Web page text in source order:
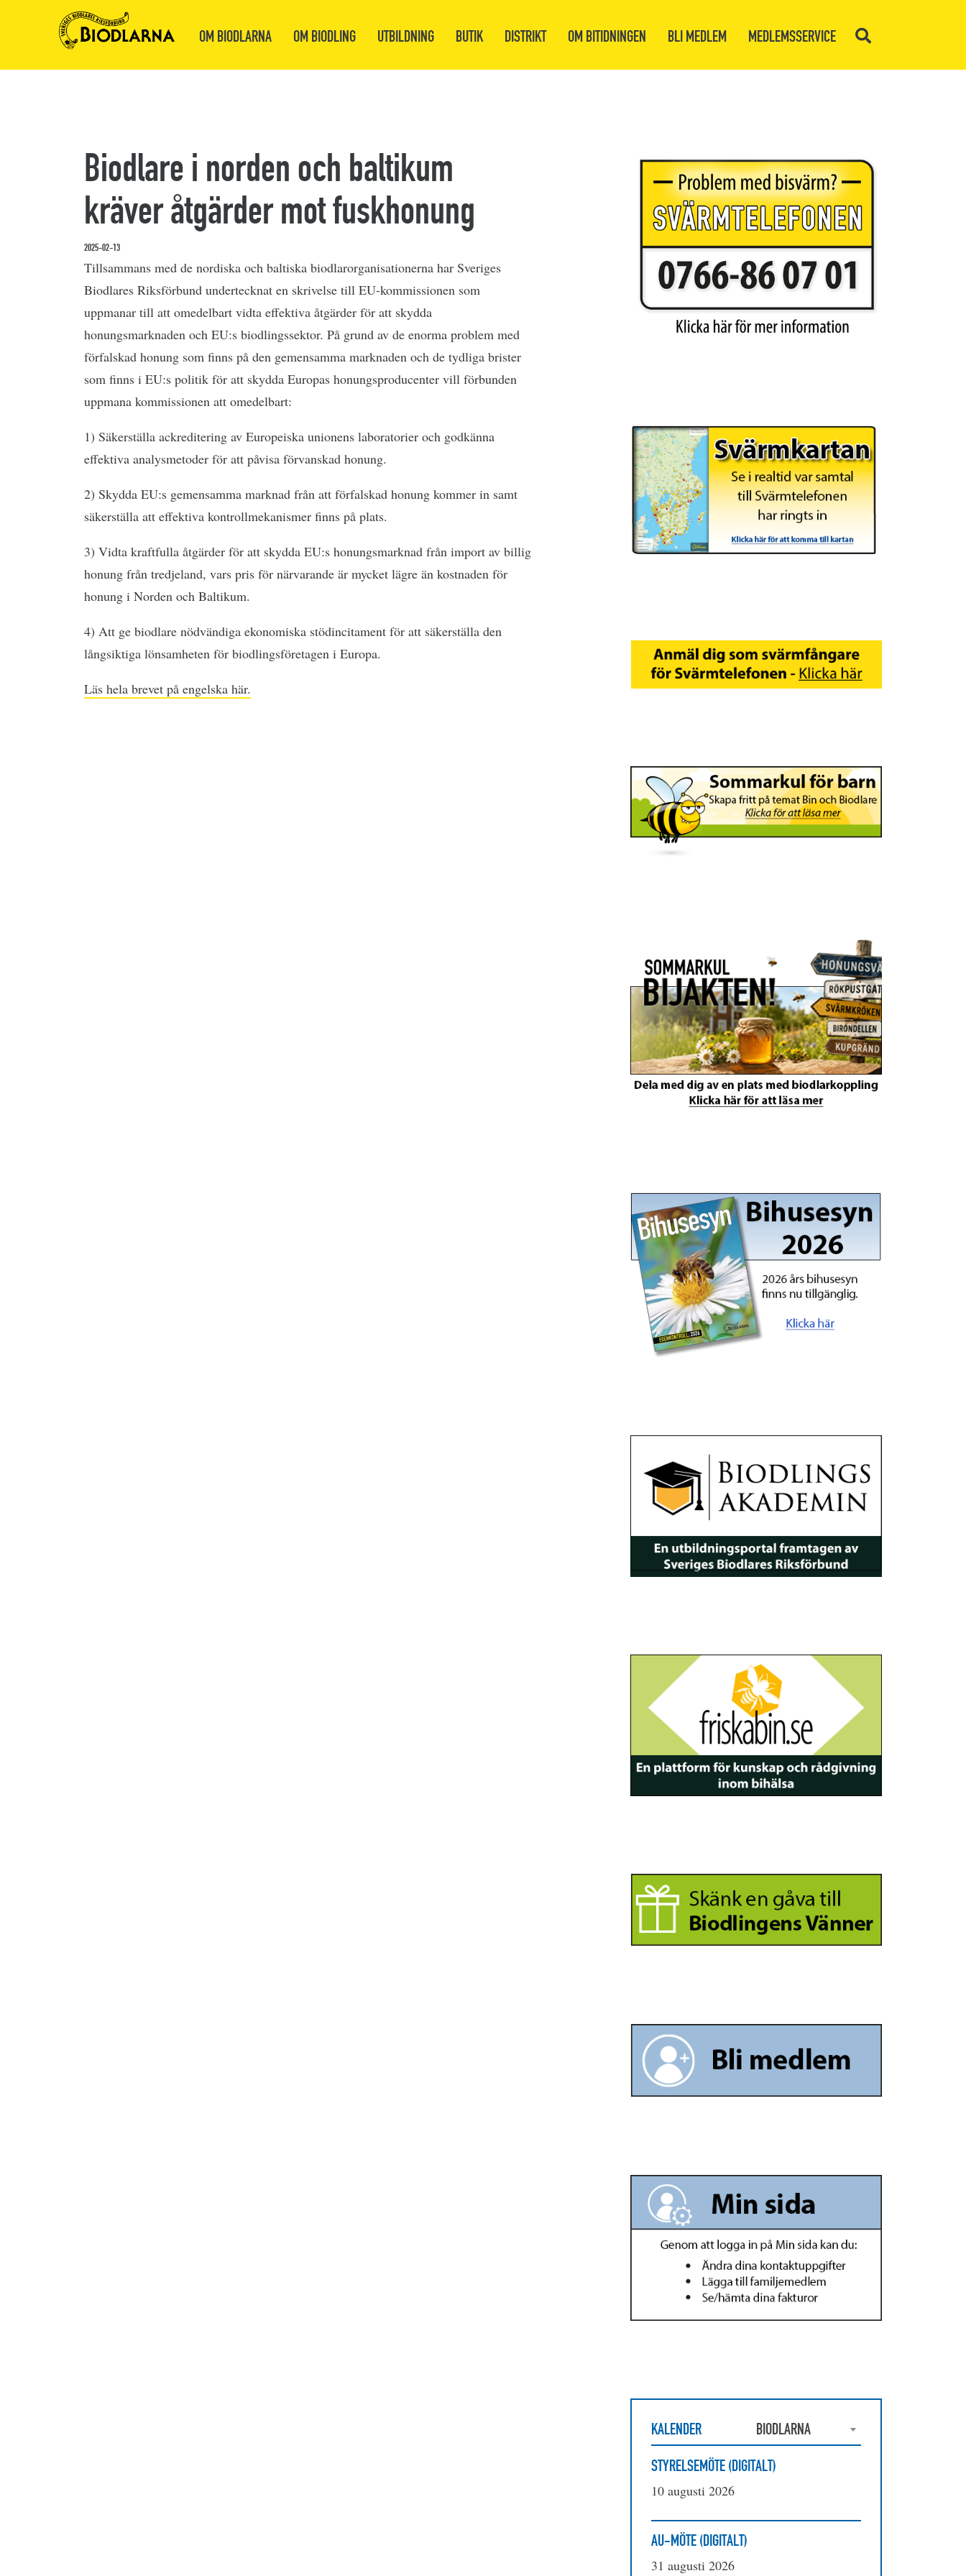
OM BIODLARNA OM BIODLING UTBILDNING BUTIK DISTRIKT OM BITIDNINGEN BLI MEDLEM MEDLEMSSERVICE
Biodlare i norden och baltikum
kräver åtgärder mot fuskhonung
2025-02-13
Tillsammans med de nordiska och baltiska biodlarorganisationerna har Sveriges
Biodlares Riksförbund undertecknat en skrivelse till EU-kommissionen som
uppmanar till att omedelbart vidta effektiva åtgärder för att skydda
honungsmarknaden och EU:s biodlingssektor. På grund av de enorma problem med
förfalskad honung som finns på den gemensamma marknaden och de tydliga brister
som finns i EU:s politik för att skydda Europas honungsproducenter vill förbunden
uppmana kommissionen att omedelbart:
1) Säkerställa ackreditering av Europeiska unionens laboratorier och godkänna
effektiva analysmetoder för att påvisa förvanskad honung.
2) Skydda EU:s gemensamma marknad från att förfalskad honung kommer in samt
säkerställa att effektiva kontrollmekanismer finns på plats.
3) Vidta kraftfulla åtgärder för att skydda EU:s honungsmarknad från import av billig
honung från tredjeland, vars pris för närvarande är mycket lägre än kostnaden för
honung i Norden och Baltikum.
4) Att ge biodlare nödvändiga ekonomiska stödincitament för att säkerställa den
långsiktiga lönsamheten för biodlingsföretagen i Europa.
Läs hela brevet på engelska här.
KALENDER
BIODLARNA
STYRELSEMÖTE (DIGITALT)
10 augusti 2026
AU-MÖTE (DIGITALT)
31 augusti 2026